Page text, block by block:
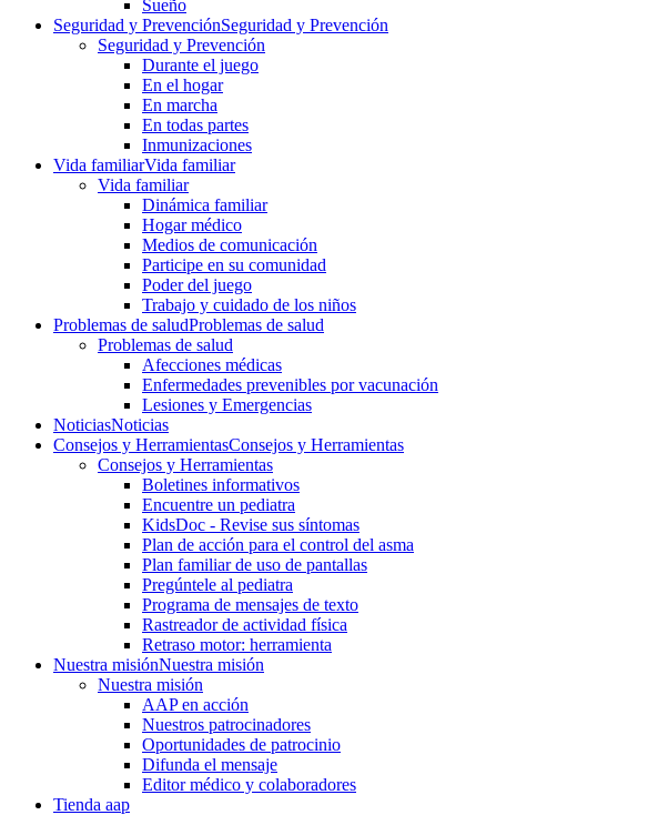
Sueño
Seguridad y PrevenciónSeguridad y Prevención
Seguridad y Prevención
Durante el juego
En el hogar
En marcha
En todas partes
Inmunizaciones
Vida familiarVida familiar
Vida familiar
Dinámica familiar
Hogar médico
Medios de comunicación
Participe en su comunidad
Poder del juego
Trabajo y cuidado de los niños
Problemas de saludProblemas de salud
Problemas de salud
Afecciones médicas
Enfermedades prevenibles por vacunación
Lesiones y Emergencias
NoticiasNoticias
Consejos y HerramientasConsejos y Herramientas
Consejos y Herramientas
Boletines informativos
Encuentre un pediatra
KidsDoc - Revise sus síntomas
Plan de acción para el control del asma
Plan familiar de uso de pantallas
Pregúntele al pediatra
Programa de mensajes de texto
Rastre​​ador de activida​d física
Retraso motor: herramienta
Nuestra misiónNuestra misión
Nuestra misión
AAP en acción
Nuestros patrocinadores
Oportunidades de patrocinio
Difunda el mensaje
Editor médico y colaboradores
Tienda aap